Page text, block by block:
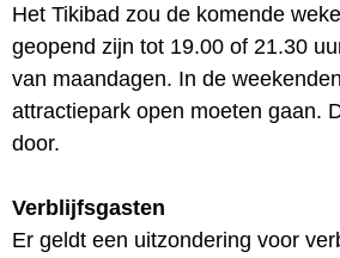
Het Tikibad zou de komende
geopend zijn tot 19.00 of 21.30
van maandagen. In de
attractiepark open moeten gaan.
door.
Verblijfsgasten
Er geldt een uitzondering voor